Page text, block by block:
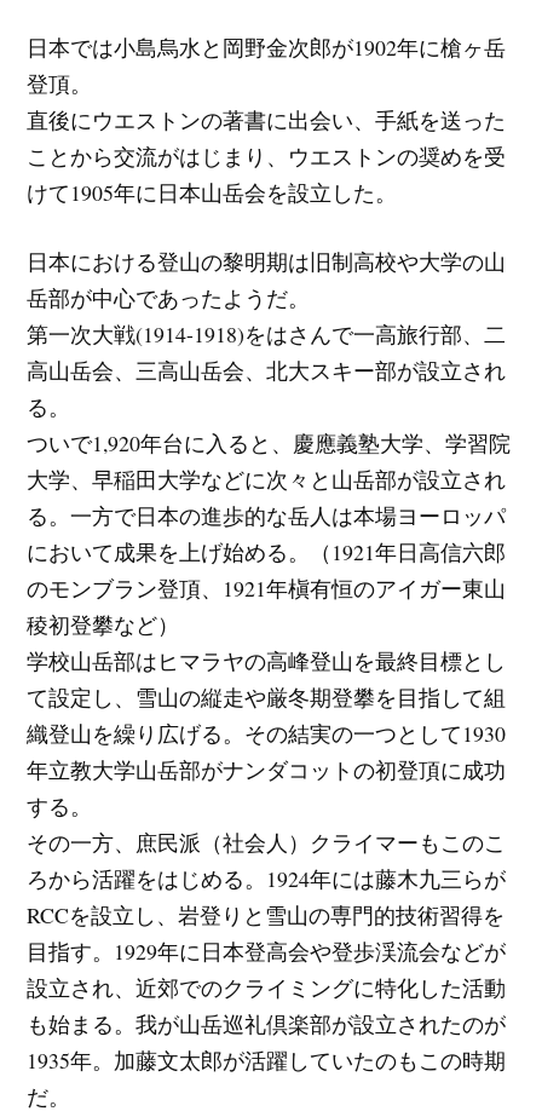
日本では小島烏水と岡野金次郎が1902年に槍ヶ岳
登頂。
直後にウエストンの著書に出会い、手紙を送った
ことから交流がはじまり、ウエストンの奨めを受
けて1905年に日本山岳会を設立した。
日本における登山の黎明期は旧制高校や大学の山
岳部が中心であったようだ。
第一次大戦(1914-1918)をはさんで一高旅行部、二
高山岳会、三高山岳会、北大スキー部が設立され
る。
ついで1,920年台に入ると、慶應義塾大学、学習院
大学、早稲田大学などに次々と山岳部が設立され
る。一方で日本の進歩的な岳人は本場ヨーロッパ
において成果を上げ始める。（1921年日高信六郎
のモンブラン登頂、1921年槇有恒のアイガー東山
稜初登攀など）
学校山岳部はヒマラヤの高峰登山を最終目標とし
て設定し、雪山の縦走や厳冬期登攀を目指して組
織登山を繰り広げる。その結実の一つとして1930
年立教大学山岳部がナンダコットの初登頂に成功
する。
その一方、庶民派（社会人）クライマーもこのこ
ろから活躍をはじめる。1924年には藤木九三らが
RCCを設立し、岩登りと雪山の専門的技術習得を
目指す。1929年に日本登高会や登歩渓流会などが
設立され、近郊でのクライミングに特化した活動
も始まる。我が山岳巡礼倶楽部が設立されたのが
1935年。加藤文太郎が活躍していたのもこの時期
だ。